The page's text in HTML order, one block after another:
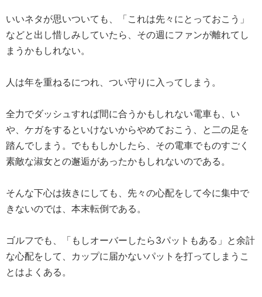
いいネタが思いついても、「これは先々にとっておこう」
などと出し惜しみしていたら、その週にファンが離れてし
まうかもしれない。
人は年を重ねるにつれ、つい守りに入ってしまう。
全力でダッシュすれば間に合うかもしれない電車も、い
や、ケガをするといけないからやめておこう、と二の足を
踏んでしまう。でももしかしたら、その電車でものすごく
素敵な淑女との邂逅があったかもしれないのである。
そんな下心は抜きにしても、先々の心配をして今に集中で
きないのでは、本末転倒である。
ゴルフでも、「もしオーバーしたら3パットもある」と余計
な心配をして、カップに届かないパットを打ってしまうこ
とはよくある。